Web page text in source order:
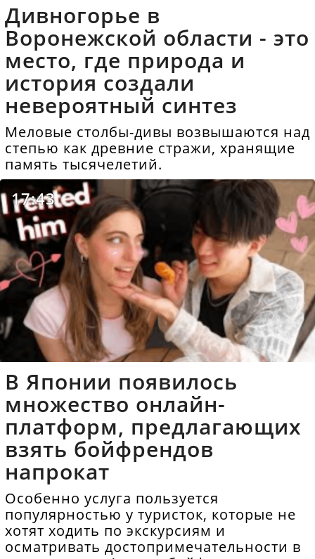
Дивногорье в
Воронежской области - это
место, где природа и
история создали
невероятный синтез
Меловые столбы-дивы возвышаются над
степью как древние стражи, хранящие
память тысячелетий.
17:43
В Японии появилось
множество онлайн-
платформ, предлагающих
взять бойфрендов
напрокат
Особенно услуга пользуется
популярностью у туристок, которые не
хотят ходить по экскурсиям и
осматривать достопримечательности в